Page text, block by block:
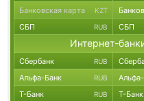
Банковская карта KZT
СБП RUB СБП
Интернет-
Сбербанк RUB
Альфа-Банк RUB
Т-Банк RUB Т-Банк